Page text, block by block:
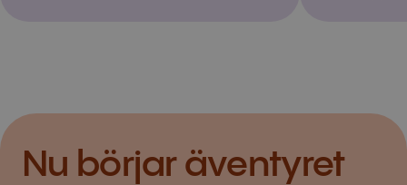
Nu börjar äventyret